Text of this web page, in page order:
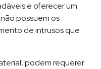
e oferecer um
possuem os
de intrusos que
podem requerer